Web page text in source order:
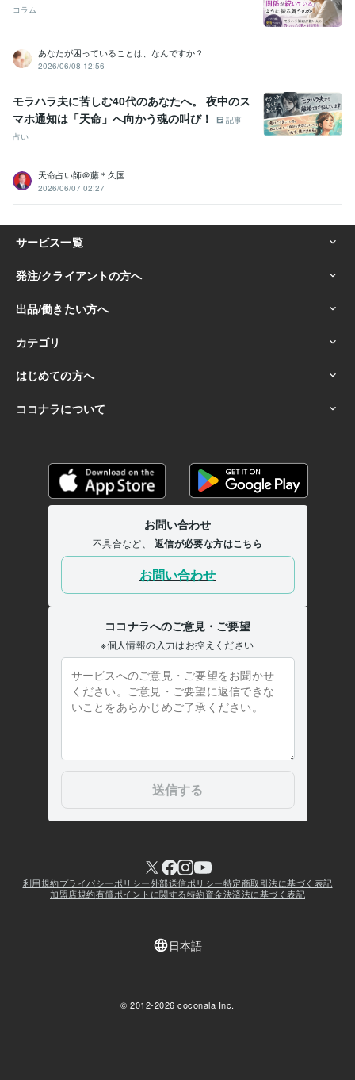
コラム
あなたが困っていることは、なんですか？
2026/06/08 12:56
モラハラ夫に苦しむ40代のあなたへ。 夜中のス
マホ通知は「天命」へ向かう魂の叫び！
記事
占い
天命占い師＠藤＊久国
2026/06/07 02:27